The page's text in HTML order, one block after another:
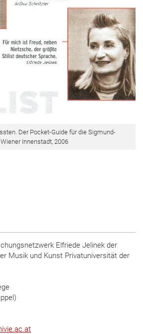
Der Pocket-Guide für die Sigmund-
Innenstadt, 2006
Elfriede Jelinek der
Musik und Kunst Privatuniversität der